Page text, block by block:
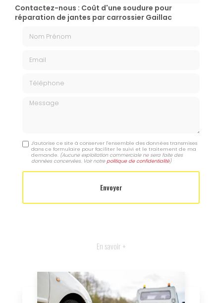
Contactez-nous : Coût d'une soudure pour
réparation de jantes par carrossier Gaillac
Message
J'autorise ce site à conserver l'ensemble des données transmises
dans ce formulaire pour faciliter le suivi et le traitement de ma
demande. (Aucune exploitation commerciale ne sera faite des
données concervées. Voir notrepolitique de confidentialité)
En savoir +